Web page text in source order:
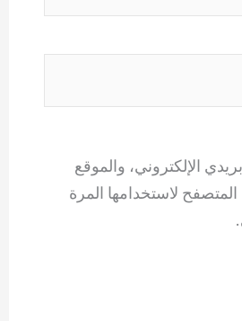
الإلكتروني، والموقع
لاستخدامها المرة